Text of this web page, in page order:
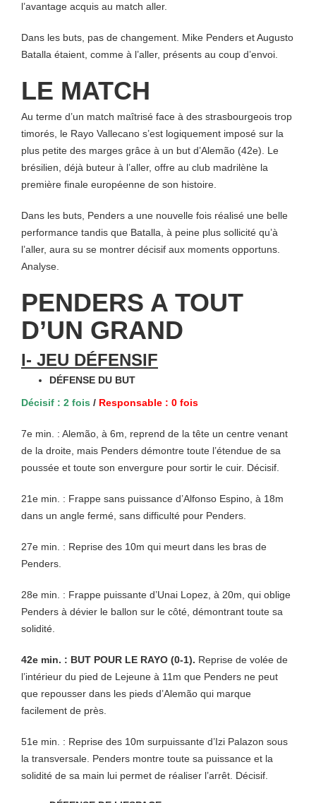
l’avantage acquis au match aller.
Dans les buts, pas de changement. Mike Penders et Augusto
Batalla étaient, comme à l’aller, présents au coup d’envoi.
LE MATCH
Au terme d’un match maîtrisé face à des strasbourgeois trop
timorés, le Rayo Vallecano s’est logiquement imposé sur la
plus petite des marges grâce à un but d’Alemão (42e). Le
brésilien, déjà buteur à l’aller, offre au club madrilène la
première finale européenne de son histoire.
Dans les buts, Penders a une nouvelle fois réalisé une belle
performance tandis que Batalla, à peine plus sollicité qu’à
l’aller, aura su se montrer décisif aux moments opportuns.
Analyse.
PENDERS A TOUT
D’UN GRAND
I- JEU DÉFENSIF
DÉFENSE DU BUT
Décisif : 2 fois / Responsable : 0 fois
7e min. : Alemão, à 6m, reprend de la tête un centre venant
de la droite, mais Penders démontre toute l’étendue de sa
poussée et toute son envergure pour sortir le cuir. Décisif.
21e min. : Frappe sans puissance d’Alfonso Espino, à 18m
dans un angle fermé, sans difficulté pour Penders.
27e min. : Reprise des 10m qui meurt dans les bras de
Penders.
28e min. : Frappe puissante d’Unai Lopez, à 20m, qui oblige
Penders à dévier le ballon sur le côté, démontrant toute sa
solidité.
42e min. : BUT POUR LE RAYO (0-1). Reprise de volée de
l’intérieur du pied de Lejeune à 11m que Penders ne peut
que repousser dans les pieds d’Alemão qui marque
facilement de près.
51e min. : Reprise des 10m surpuissante d’Izi Palazon sous
la transversale. Penders montre toute sa puissance et la
solidité de sa main lui permet de réaliser l’arrêt. Décisif.